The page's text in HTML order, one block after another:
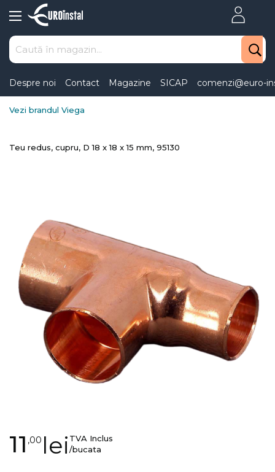
to
Content
Despre noi Contact Magazine SICAP comenzi@euro-
Vezi brandul Viega
Teu redus, cupru, D 18 x 18 x 15 mm, 95130
images
gallery
Skip
11 ,00 leiTVA Inclus
/bucata